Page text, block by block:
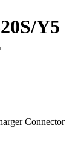
Y5
Connector